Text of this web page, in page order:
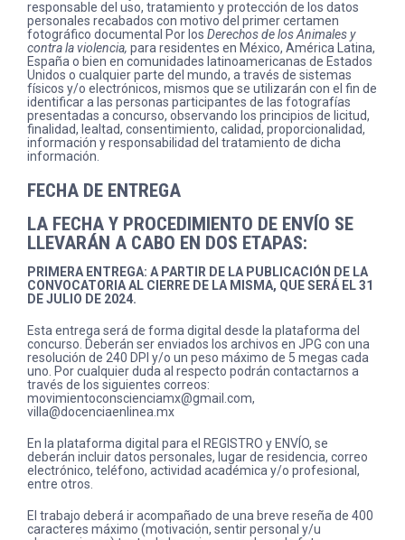
responsable del uso, tratamiento y protección de los datos
personales recabados con motivo del primer certamen
fotográfico documental Por los Derechos de los Animales y
contra la violencia, para residentes en México, América Latina,
España o bien en comunidades latinoamericanas de Estados
Unidos o cualquier parte del mundo, a través de sistemas
físicos y/o electrónicos, mismos que se utilizarán con el fin de
identificar a las personas participantes de las fotografías
presentadas a concurso, observando los principios de licitud,
finalidad, lealtad, consentimiento, calidad, proporcionalidad,
información y responsabilidad del tratamiento de dicha
información.
FECHA DE ENTREGA
LA FECHA Y PROCEDIMIENTO DE ENVÍO SE
LLEVARÁN A CABO EN DOS ETAPAS:
PRIMERA ENTREGA: A PARTIR DE LA PUBLICACIÓN DE LA
CONVOCATORIA AL CIERRE DE LA MISMA, QUE SERÁ EL 31
DE JULIO DE 2024.
Esta entrega será de forma digital desde la plataforma del
concurso. Deberán ser enviados los archivos en JPG con una
resolución de 240 DPI y/o un peso máximo de 5 megas cada
uno. Por cualquier duda al respecto podrán contactarnos a
través de los siguientes correos:
movimientoconscienciamx@gmail.com,
villa@docenciaenlinea.mx
En la plataforma digital para el REGISTRO y ENVÍO, se
deberán incluir datos personales, lugar de residencia, correo
electrónico, teléfono, actividad académica y/o profesional,
entre otros.
El trabajo deberá ir acompañado de una breve reseña de 400
caracteres máximo (motivación, sentir personal y/u